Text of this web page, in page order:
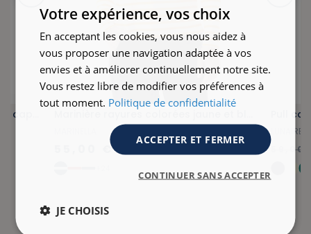
55,00 €
Pull
LUNAIRE
59,00
Votre expérience, vos choix
En acceptant les cookies, vous nous aidez à
vous proposer une navigation adaptée à vos
envies et à améliorer continuellement notre site.
Vous restez libre de modifier vos préférences à
tout moment. Politique de confidentialité
ACCEPTER ET FERMER
CONTINUER SANS ACCEPTER
JE CHOISIS